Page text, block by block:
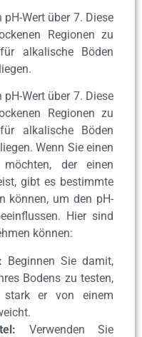
Wert über 7. Diese
Regionen zu
alkalische Böden
Wert über 7. Diese
Regionen zu
alkalische Böden
Wenn Sie einen
der einen
gibt es bestimmte
können, um den pH-
Hier sind
können:
Beginnen Sie damit,
Bodens zu testen,
stark er von einem
Verwenden Sie